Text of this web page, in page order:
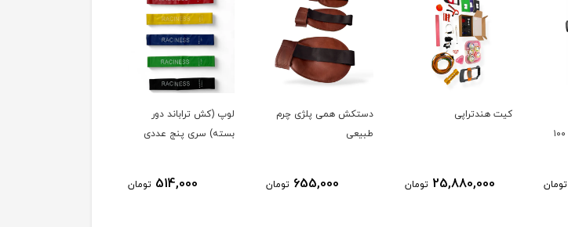
تنظیم دیجیتال ۱۰ تا ۱۰۰
تومان
کیت هندتراپی
25,880,000 تومان
دستکش همی پلژی چرم
طبیعی
655,000 تومان
لوپ (کش تراباند دور
بسته) سری پنج عددی
514,000 تومان